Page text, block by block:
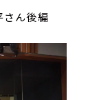
さん後編